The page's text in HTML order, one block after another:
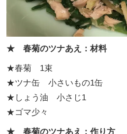
★ 春菊のツナあえ：材料
★春菊 1束
★ツナ缶 小さいもの1缶
★しょう油 小さじ1
★ゴマ少々
★ 春菊のツナあえ：作り方